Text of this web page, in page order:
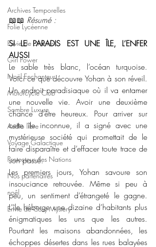
Archives Temporelles
Folie Lycéenne
Envie de Drames
Girl Power
Noël Enchanteur
Motorcycle Club
Sombre Luxure
Audio libre
Voyage Galactique
Protecteur des Nations
Nos partenaires
noêl
Envie de Cosy Mystery
📖📖 Résumé :
SI LE PARADIS EST UNE ÎLE, L’ENFER
AUSSI
Le sable très blanc, l’océan turquoise.
Voici ce que découvre Yohan à son réveil.
Un endroit paradisiaque où il va entamer
une nouvelle vie. Avoir une deuxième
chance d’être heureux. Pour arriver sur
cette île inconnue, il a signé avec une
mystérieuse société qui promettait de le
faire disparaître et d’effacer toute trace de
son passé.
Les premiers jours, Yohan savoure son
insouciance retrouvée. Même si peu à
peu, un sentiment d’étrangeté le gagne.
L’île héberge une dizaine d’habitants plus
énigmatiques les uns que les autres.
Pourtant les maisons abandonnées, les
échoppes désertes dans les rues balayées